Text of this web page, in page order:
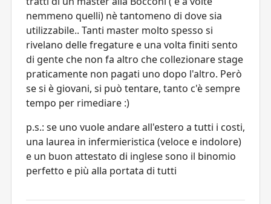
nemmeno quelli) nè tantomeno di dove sia
utilizzabile.. Tanti master molto spesso si
rivelano delle fregature e una volta finiti sento
di gente che non fa altro che collezionare stage
praticamente non pagati uno dopo l'altro. Però
se si è giovani, si può tentare, tanto c'è sempre
tempo per rimediare :)
p.s.: se uno vuole andare all'estero a tutti i costi,
una laurea in infermieristica (veloce e indolore)
e un buon attestato di inglese sono il binomio
perfetto e più alla portata di tutti